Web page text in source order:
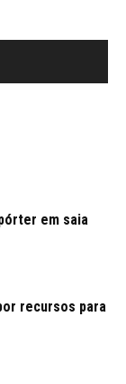
em saia
recursos para